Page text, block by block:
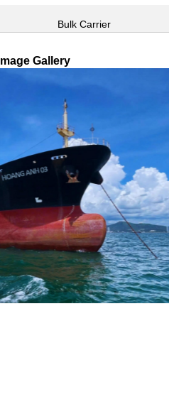
Bulk Carrier
Bulk Carrier
Bulk Carrier
Bulk Carrier
Bulk Carrier
Image Gallery